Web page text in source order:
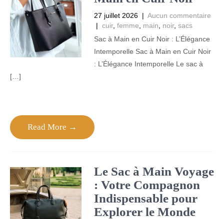
27 juillet 2026 | Aucun commentaire
| cuir, femme main noir, sacs
Sac à Main en Cuir Noir : L’Élégance
Intemporelle Sac à Main en Cuir Noir
: L’Élégance Intemporelle Le sac à
[…]
Read More →
Le Sac à Main Voyage
: Votre Compagnon
Indispensable pour
Explorer le Monde